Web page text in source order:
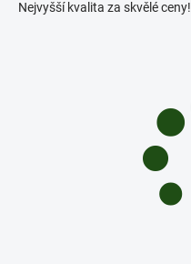
Nejvyšší kvalita za skvělé ceny!